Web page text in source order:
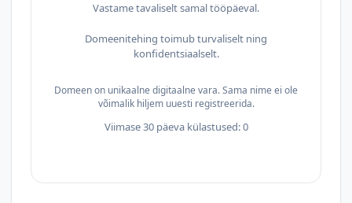
Vastame tavaliselt samal tööpäeval.
Domeenitehing toimub turvaliselt ning
konfidentsiaalselt.
Domeen on unikaalne digitaalne vara. Sama nime ei ole
võimalik hiljem uuesti registreerida.
Viimase 30 päeva külastused: 0